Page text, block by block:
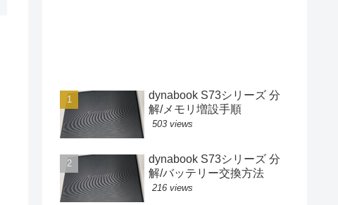
dynabook S73シリーズ 分
解/メモリ増設手順
503 views
dynabook S73シリーズ 分
解/バッテリー交換方法
216 views